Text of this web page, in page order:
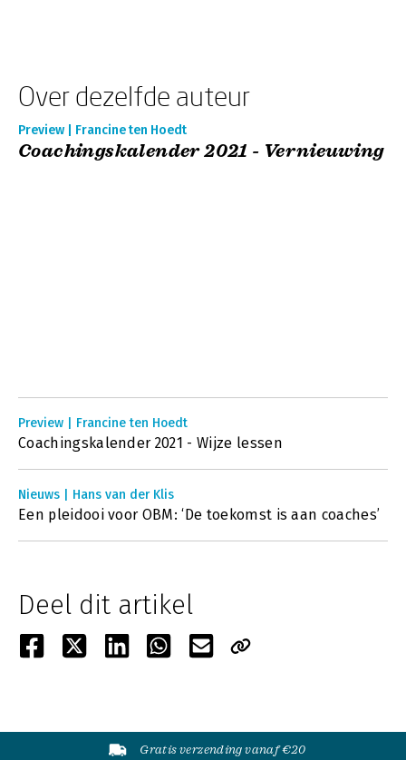
Over dezelfde auteur
Preview | Francine ten Hoedt
Coachingskalender 2021 - Vernieuwing
Preview | Francine ten Hoedt
Coachingskalender 2021 - Wijze lessen
Nieuws | Hans van der Klis
Een pleidooi voor OBM: ‘De toekomst is aan coaches’
Deel dit artikel
Gratis verzending vanaf €20